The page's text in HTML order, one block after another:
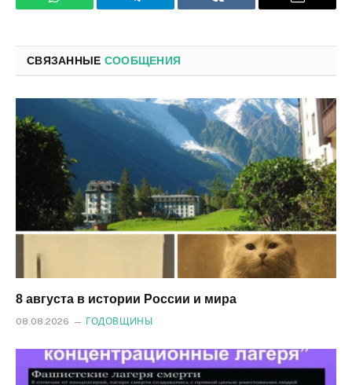
WhatsApp Телеграмм ВКонтакте
СВЯЗАННЫЕ СООБЩЕНИЯ
8 августа в истории России и мира
08.08.2026 ГОДОВЩИНЫ